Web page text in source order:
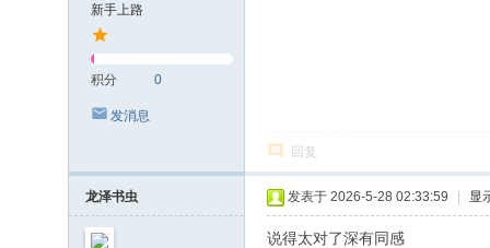
新手上路
积分 0
发消息
回复
龙泽书虫 发表于 2026-5-28 02:33:59 显
说得太对了深有同感